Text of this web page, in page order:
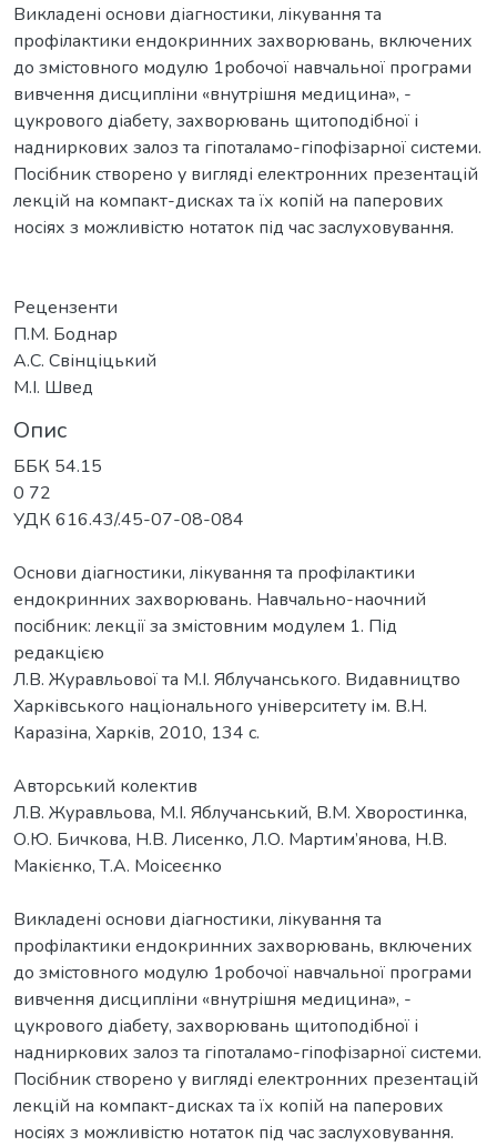
Викладені основи діагностики, лікування та
профілактики ендокринних захворювань, включених
до змістовного модулю 1робочої навчальної програми
вивчення дисципліни «внутрішня медицина», -
цукрового діабету, захворювань щитоподібної і
надниркових залоз та гіпоталамо-гіпофізарної системи.
Посібник створено у вигляді електронних презентацій
лекцій на компакт-дисках та їх копій на паперових
носіях з можливістю нотаток під час заслуховування.
Рецензенти
П.М. Боднар
А.С. Свінціцький
М.І. Швед
Опис
ББК 54.15
0 72
УДК 616.43/.45-07-08-084
Основи діагностики, лікування та профілактики
ендокринних захворювань. Навчально-наочний
посібник: лекції за змістовним модулем 1. Під
редакцією
Л.В. Журавльової та М.І. Яблучанського. Видавництво
Харківського національного університету ім. В.Н.
Каразіна, Харків, 2010, 134 с.
Авторський колектив
Л.В. Журавльова, М.І. Яблучанський, В.М. Хворостинка,
О.Ю. Бичкова, Н.В. Лисенко, Л.О. Мартим’янова, Н.В.
Макієнко, Т.А. Моісеєнко
Викладені основи діагностики, лікування та
профілактики ендокринних захворювань, включених
до змістовного модулю 1робочої навчальної програми
вивчення дисципліни «внутрішня медицина», -
цукрового діабету, захворювань щитоподібної і
надниркових залоз та гіпоталамо-гіпофізарної системи.
Посібник створено у вигляді електронних презентацій
лекцій на компакт-дисках та їх копій на паперових
носіях з можливістю нотаток під час заслуховування.